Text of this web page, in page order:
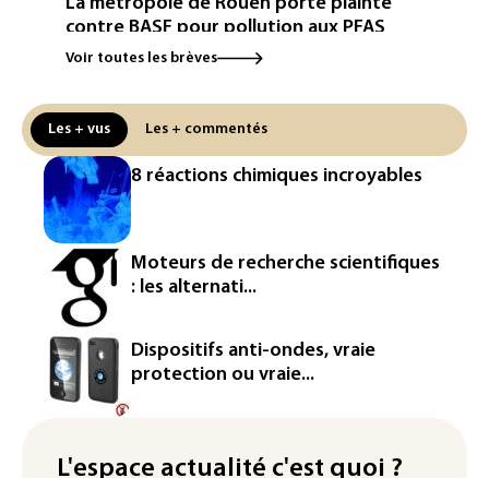
contre BASF pour pollution aux PFAS
Canicule: à l'arrêt depuis fin juillet, la
réseau
Véhicules de livraison autonomes: la
France ouvre la voie à leur
homologation
Iris³: Eutelsat investira 3,4 milliards
d'euros dans la future constellation
européenne
Le magazine VSD racheté par
l'entrepreneur Vianney d'Alançon
La production française de maïs
Voir toutes les brèves
Les + vus Les + commentés
8 réactions chimiques incroyables
Moteurs de recherche scientifiques
: les alternati...
Dispositifs anti-ondes, vraie
protection ou vraie...
L'espace actualité c'est quoi ?